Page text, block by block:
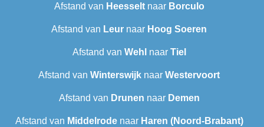
Afstand van Heesseltnaar Borculo
Afstand van Leur naar Hoog Soeren
Afstand van Wehl naar Tiel
Afstand van Winterswijk naar Westervoort
Afstand van Drunen naar Demen
Afstand van Middelrodenaar Haren (Noord-Brabant)